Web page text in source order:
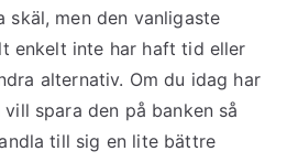
skäl, men den vanligaste
enkelt inte har haft tid eller
alternativ. Om du idag har
spara den på banken så
till sig en lite bättre